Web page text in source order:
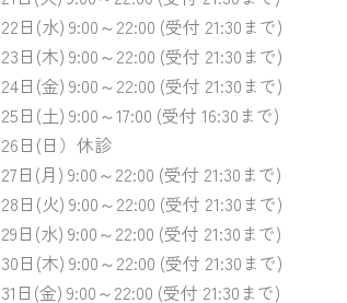
22日(水) 9:00～22:00 (受付 21:30まで)
23日(木) 9:00～22:00 (受付 21:30まで)
24日(金) 9:00～22:00 (受付 21:30まで)
25日(土) 9:00～17:00 (受付 16:30まで)
26日(日）休診
27日(月) 9:00～22:00 (受付 21:30まで)
28日(火) 9:00～22:00 (受付 21:30まで)
29日(水) 9:00～22:00 (受付 21:30まで)
30日(木) 9:00～22:00 (受付 21:30まで)
31日(金) 9:00～22:00 (受付 21:30まで)